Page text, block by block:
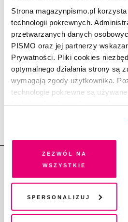
Strona magazynpismo.pl
technologii pokrewnych.
przetwarzanych danych
PISMO oraz jej partnerzy
Prywatności. Pliki cookies
optymalnego działania strony są
wymagają zgody użytkownika.
technologie pokrewne są
dobrowolną zgodę na pliki
pokrewne, zgadzasz się na
na Twoim urządzeniu końcowym
przetwarzanie danych. Zgodę na
chwili wycofać lub ponowić w
plików cookie". Wycofanie zgody
legalność przetwarzania danych
Zezwól na
wszystkie
Spersonalizuj
Consuelo, pani
aborcji
PAULINA MAŚLONA
2.02.2021
REPORTAŻ
Cyborgi.
Natury
PAULINA MAŚLONA